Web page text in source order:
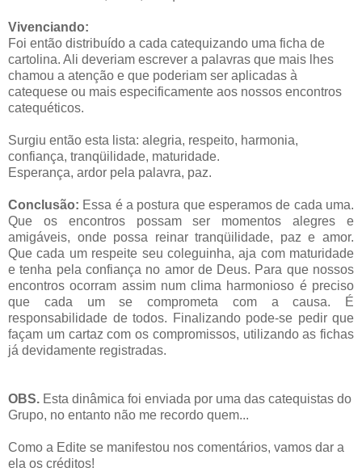
Vivenciando:
Foi então distribuído a cada catequizando uma ficha de
cartolina. Ali deveriam escrever a palavras que mais lhes
chamou a atenção e que poderiam ser aplicadas à
catequese ou mais especificamente aos nossos encontros
catequéticos.
Surgiu então esta lista: alegria, respeito, harmonia,
confiança, tranqüilidade, maturidade.
Esperança, ardor pela palavra, paz.
Conclusão: Essa é a postura que esperamos de cada uma.
Que os encontros possam ser momentos alegres e
amigáveis, onde possa reinar tranqüilidade, paz e amor.
Que cada um respeite seu coleguinha, aja com maturidade
e tenha pela confiança no amor de Deus. Para que nossos
encontros ocorram assim num clima harmonioso é preciso
que cada um se comprometa com a causa. É
responsabilidade de todos. Finalizando pode-se pedir que
façam um cartaz com os compromissos, utilizando as fichas
já devidamente registradas.
OBS. Esta dinâmica foi enviada por uma das catequistas do
Grupo, no entanto não me recordo quem...
Como a Edite se manifestou nos comentários, vamos dar a
ela os créditos!